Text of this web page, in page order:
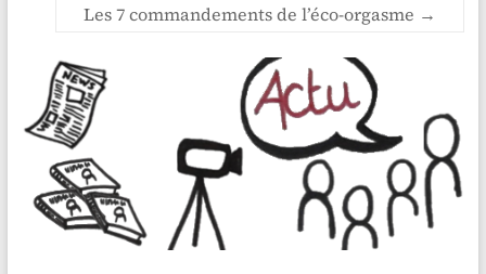
Les 7 commandements de l’éco-orgasme →